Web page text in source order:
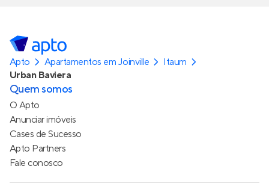
Apto Apartamentos em Joinville
Itaum
Urban Baviera
Quem somos
O Apto
Anunciar imóveis
Cases de Sucesso
Apto Partners
Fale conosco